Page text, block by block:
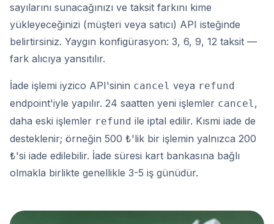
sayılarını sunacağınızı ve taksit farkını kime
yükleyeceğinizi (müşteri veya satıcı) API isteğinde
belirtirsiniz. Yaygın konfigürasyon: 3, 6, 9, 12 taksit —
fark alıcıya yansıtılır.
İade işlemi iyzico API'sinin cancel veya refund
endpoint'iyle yapılır. 24 saatten yeni işlemler cancel ,
daha eski işlemler refund ile iptal edilir. Kısmi iade de
desteklenir; örneğin 500 ₺'lik bir işlemin yalnızca 200
₺'si iade edilebilir. İade süresi kart bankasına bağlı
olmakla birlikte genellikle 3-5 iş günüdür.